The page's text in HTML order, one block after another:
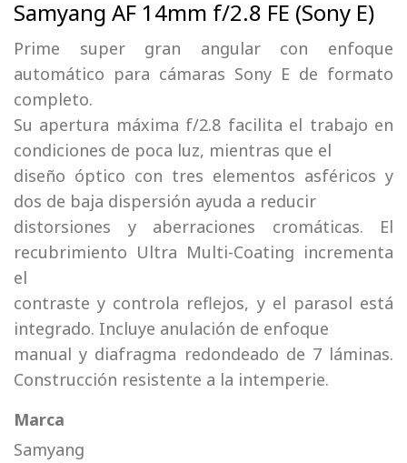
Samyang AF 14mm f/2.8 FE (Sony E)
Prime super gran angular con enfoque
automático para cámaras Sony E de formato
completo.
Su apertura máxima f/2.8 facilita el trabajo en
condiciones de poca luz, mientras que el
diseño óptico con tres elementos asféricos y
dos de baja dispersión ayuda a reducir
distorsiones y aberraciones cromáticas. El
recubrimiento Ultra Multi-Coating incrementa
el
contraste y controla reflejos, y el parasol está
integrado. Incluye anulación de enfoque
manual y diafragma redondeado de 7 láminas.
Construcción resistente a la intemperie.
Marca
Samyang